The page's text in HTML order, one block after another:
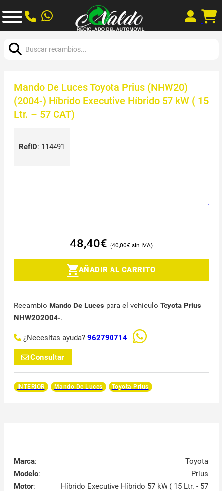
Mando De Luces Toyota Prius (NHW20)
(2004-) Híbrido Executive Híbrido 57 kW ( 15
Ltr. – 57 CAT)
RefID: 114491
48,40€ 40,00€
AÑADIR AL CARRITO
Recambio Mando De Luces para el vehículo Toyota Prius
NHW202004-.
¿Necesitas ayuda? 962790714
Consultar
INTERIOR Mando De Luces Toyota Prius
Marca:
Toyota
Modelo:
Prius
Motor:
Híbrido Executive Híbrido 57 kW ( 15 Ltr. - 57